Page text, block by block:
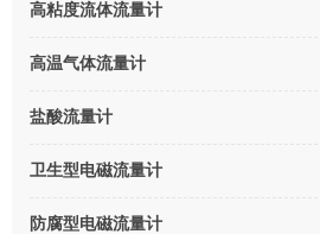
高粘度流体流量计
高温气体流量计
盐酸流量计
卫生型电磁流量计
防腐型电磁流量计